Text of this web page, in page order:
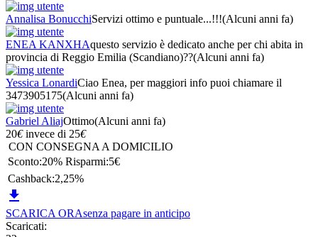
Annalisa BonucchiServizi ottimo e puntuale...!!!(Alcuni anni fa)
ENEA KANXHAquesto servizio è dedicato anche per chi abita in
provincia di Reggio Emilia (Scandiano)??(Alcuni anni fa)
Yessica LonardiCiao Enea, per maggiori info puoi chiamare il
3473905175(Alcuni anni fa)
Gabriel AliajOttimo(Alcuni anni fa)
20€ invece di 25€
CON CONSEGNA A DOMICILIO
Sconto:20% Risparmi:5€
Cashback:2,25%

SCARICA ORAsenza pagare in anticipo
Scaricati: